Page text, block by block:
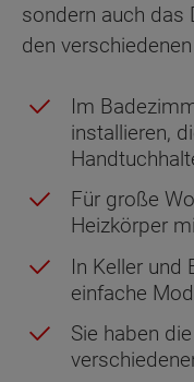
sondern auch das
den
Im
installieren,
Für große
Heizkörper
In Keller und
einfache
Sie haben